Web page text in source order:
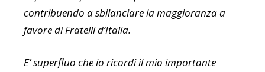
contribuendo a sbilanciare la maggioranza a
favore di Fratelli d’Italia.
E’ superfluo che io ricordi il mio importante